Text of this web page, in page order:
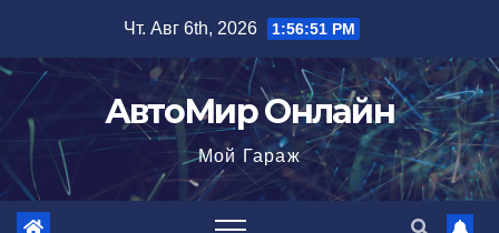
содержимому
Чт. Авг 6th, 2026 1:56:53 PM
АвтоМир Онлайн
Мой Гараж